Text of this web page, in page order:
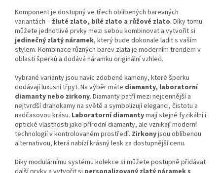
Komponent je dostupný ve třech oblíbených barevných
variantách – žluté zlato, bílé zlato a růžové zlato. Díky tomu
můžete jednotlivé prvky mezi sebou kombinovat a vytvořit si
jedinečný zlatý náramek, který bude dokonale ladit s vaším
stylem. Kombinace různých barev zlata je moderním trendem v
oblasti šperků a dodává náramku originální vzhled.
Vybrané varianty jsou navíc zdobené kameny, které šperku
dodávají luxusní třpyt. Na výběr máte diamanty, laboratorní
diamanty nebo zirkony. Diamanty patří mezi nejcennější a
nejtvrdší drahokamy na světě a symbolizují eleganci, čistotu a
nadčasovou krásu. Laboratorní diamantymají stejné fyzikální i
optické vlastnosti jako přírodní diamanty, ale vznikají moderní
technologií v kontrolovaném prostředí. Zirkonyjsou oblíbenou
alternativou, která nabízí krásný lesk za dostupnější cenu.
Díky modulárnímu systému kolekce si můžete postupně přidávat